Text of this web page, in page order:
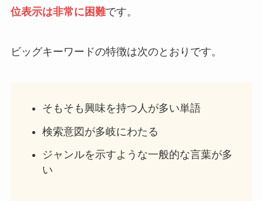
位表示は非常に困難です。
ビッグキーワードの特徴は次のとおりです。
そもそも興味を持つ人が多い単語
検索意図が多岐にわたる
ジャンルを示すような一般的な言葉が多
い